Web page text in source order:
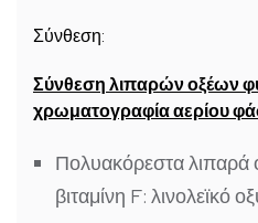
Σύνθεση:
Σύνθεση λιπαρών οξέων
χρωματογραφία αερίου
Πολυακόρεστα λιπαρά
βιταμίνη F: